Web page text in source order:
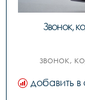
Звонок,
звонок,
добавить